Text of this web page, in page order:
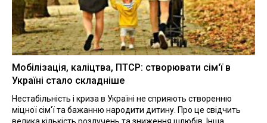
Мобілізація, каліцтва, ПТСР: створювати сім'ї в
Україні стало складніше
Нестабільність і криза в Україні не сприяють створенню
міцної сім'ї та бажанню народити дитину. Про це свідчить